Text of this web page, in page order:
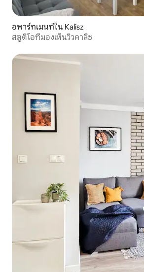
อพาร์ทเมนท์ใน Kalisz
สตูดิโอที่มองเห็นวิวคาลิช